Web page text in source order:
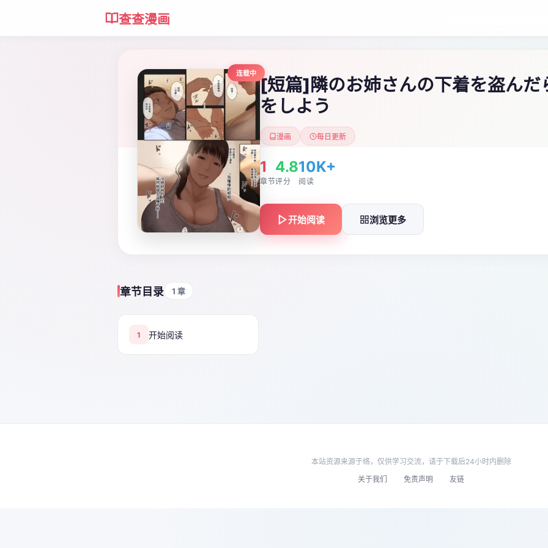
查查漫画
连载中
[短篇]隣のお姉さんの下着を盗んだ
をしよう
漫画 每日更新
1
章节
4.8
评分
10K+
阅读
开始阅读 浏览更多
章节目录 1 章
1 开始阅读
本站资源来源于络，仅供学习交流，请于下载后24小时内删除
关于我们
免责声明 友链